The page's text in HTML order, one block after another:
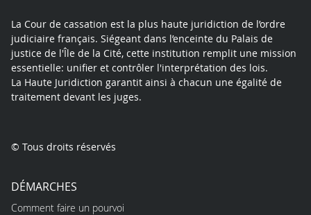
La Cour de cassation est la plus haute juridiction de l’ordre
judiciaire français. Siégeant dans l’enceinte du Palais de
justice de l'Île de la Cité, cette institution remplit une mission
essentielle: unifier et contrôler l'interprétation des lois.
La Haute Juridiction garantit ainsi à chacun une égalité de
traitement devant les juges.
© Tous droits réservés
DÉMARCHES
Comment faire un pourvoi